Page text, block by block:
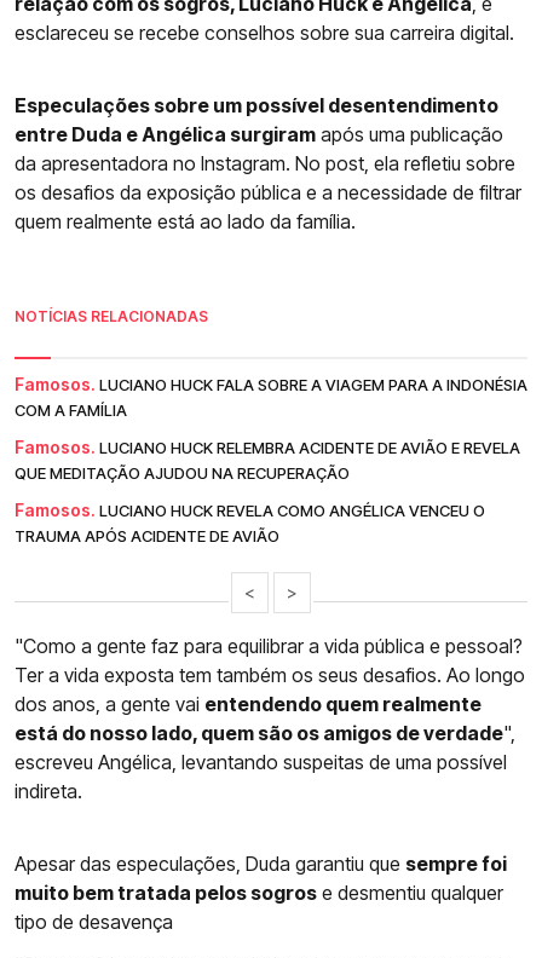
esclareceu se recebe conselhos sobre sua carreira digital.
Especulações sobre um possível desentendimento
entre Duda e Angélica surgiram após uma publicação
da apresentadora no Instagram. No post, ela refletiu sobre
os desafios da exposição pública e a necessidade de filtrar
quem realmente está ao lado da família.
NOTÍCIAS RELACIONADAS
Famosos. LUCIANO HUCK FALA SOBRE A VIAGEM PARA A INDONÉSIA
COM A FAMÍLIA
Famosos. LUCIANO HUCK RELEMBRA ACIDENTE DE AVIÃO E REVELA
QUE MEDITAÇÃO AJUDOU NA RECUPERAÇÃO
Famosos. LUCIANO HUCK REVELA COMO ANGÉLICA VENCEU O
TRAUMA APÓS ACIDENTE DE AVIÃO
< >
"Como a gente faz para equilibrar a vida pública e pessoal?
Ter a vida exposta tem também os seus desafios. Ao longo
dos anos, a gente vai entendendo quem realmente
está do nosso lado, quem são os amigos de verdade",
escreveu Angélica, levantando suspeitas de uma possível
indireta.
Apesar das especulações, Duda garantiu que sempre foi
muito bem tratada pelos sogros e desmentiu qualquer
tipo de desavença